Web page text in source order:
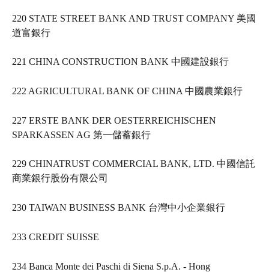
220 STATE STREET BANK AND TRUST COMPANY 美國
道富銀行
221 CHINA CONSTRUCTION BANK 中國建設銀行
222 AGRICULTURAL BANK OF CHINA 中國農業銀行
227 ERSTE BANK DER OESTERREICHISCHEN
SPARKASSEN AG 第一儲蓄銀行
229 CHINATRUST COMMERCIAL BANK, LTD. 中國信託
商業銀行股份有限公司
230 TAIWAN BUSINESS BANK 台灣中小企業銀行
233 CREDIT SUISSE
234 Banca Monte dei Paschi di Siena S.p.A. - Hong